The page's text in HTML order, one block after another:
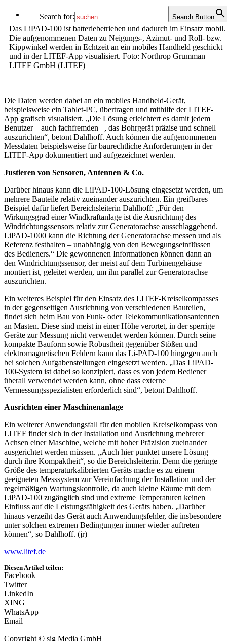
Search for: Search Button
Das LiPAD-100 ist batteriebetrieben und dadurch im Einsatz mobil.
Die aufgenommenen Daten zu Neigungs-, Azimut- und Roll- bzw.
Kippwinkel werden in Echtzeit an ein mobiles Handheld geschickt
und in der LITEF-App visualisiert. Foto: Northrop Grumman
LITEF GmbH (LITEF)
Die Daten werden dabei an ein mobiles Handheld-Gerät,
beispielsweise ein Tablet-PC, übertragen und mithilfe der LITEF-
App grafisch visualisiert. „Die Lösung erleichtert es damit jedem
Benutzer – auch fachfremden –, das Bohrgerät präzise und schnell
auszurichten“, betont Dahlhoff. Auch können die aufgenommenen
Messdaten beispielsweise für baurechtliche Anforderungen in der
LITEF-App dokumentiert und aufgezeichnet werden.
Justieren von Sensoren, Antennen & Co.
Darüber hinaus kann die LiPAD-100-Lösung eingesetzt werden, um
mehrere Bauteile relativ zueinander auszurichten. Ein greifbares
Beispiel dafür liefert Bereichsleiterin Dahlhoff: „Für den
Wirkungsgrad einer Windkraftanlage ist die Ausrichtung des
Windrichtungssensors relativ zur Generatorachse ausschlaggebend.
LiPAD-1000 kann die Richtung der Generatorachse messen und als
Referenz festhalten – unabhängig von den Bewegungseinflüssen
des Bedieners.“ Die gewonnenen Informationen können dann an
den Windrichtungssensor, der meist auf dem Turbinengehäuse
montiert ist, geleitet werden, um ihn parallel zur Generatorachse
auszurichten.
Ein weiteres Beispiel für den Einsatz des LITEF-Kreiselkompasses
in der gegenseitigen Ausrichtung von verschiedenen Bauteilen,
findet sich beim Bau von Funk- oder Telekommunikationsantennen
an Masten. Diese sind meist in einer Höhe verortet, in der sperrige
Geräte zur Messung nicht verwendet werden können. Durch seine
kompakte Bauform sowie Robustheit gegenüber Stößen und
elektromagnetischen Feldern kann das Li-PAD-100 hingegen auch
bei solchen Aufgabenstellungen eingesetzt werden. „Das LiPAD-
100-System ist dabei so konzipiert, dass es von jedem Bediener
überall verwendet werden kann, ohne dass externe
Vermessungsspezialisten erforderlich sind“, betont Dahlhoff.
Ausrichten einer Maschinenanlage
Ein weiterer Anwendungsfall für den mobilen Kreiselkompass von
LITEF findet sich in der Installation und Ausrichtung mehrerer
Achsen einer Maschine, welche mit hoher Präzision zueinander
ausgerichtet werden müssen. „Auch hier punktet unsere Lösung
durch ihre Kompaktheit“, so die Bereichsleiterin. Denn die geringe
Größe des temperaturkalibrierten Geräts mache es zu einem
geeigneten Messsystem zur Vereinfachung der Installation und der
regelmäßigen Wartungskontrolle, da auch kleine Räume mit dem
LiPAD-100 zugänglich sind und extreme Temperaturen keinen
Einfluss auf die Leistungsfähigkeit des Geräts haben. „Darüber
hinaus verzeiht das Gerät auch Anwendungsfehler, die insbesondere
unter solchen extremen Bedingungen immer wieder auftreten
können“, so Dahlhoff. (jr)
www.litef.de
Diesen Artikel teilen:
Facebook
Twitter
LinkedIn
XING
WhatsApp
Email
Copyright © sig Media GmbH